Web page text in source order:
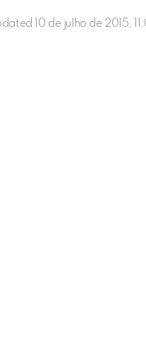
10 de julho de 2015,